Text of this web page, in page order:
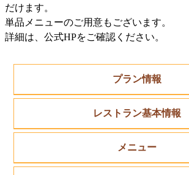
だけます。
単品メニューのご用意もございます。
詳細は、公式HPをご確認ください。
プラン情報
レストラン基本情報
メニュー